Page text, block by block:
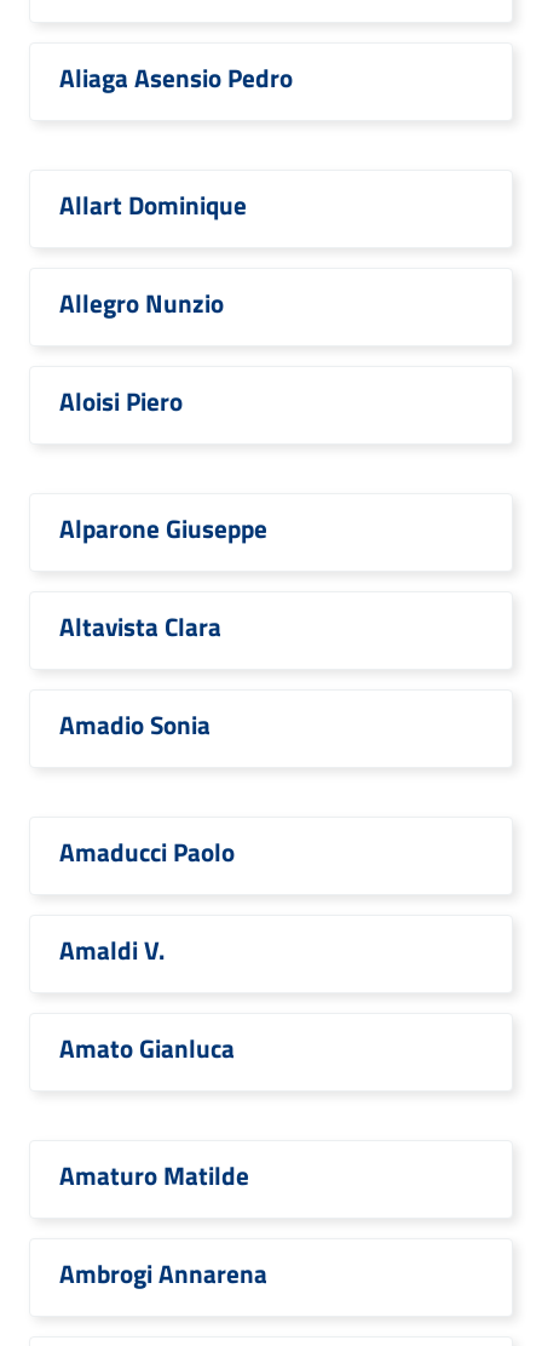
Aliaga Asensio Pedro
Allart Dominique
Allegro Nunzio
Aloisi Piero
Alparone Giuseppe
Altavista Clara
Amadio Sonia
Amaducci Paolo
Amaldi V.
Amato Gianluca
Amaturo Matilde
Ambrogi Annarena